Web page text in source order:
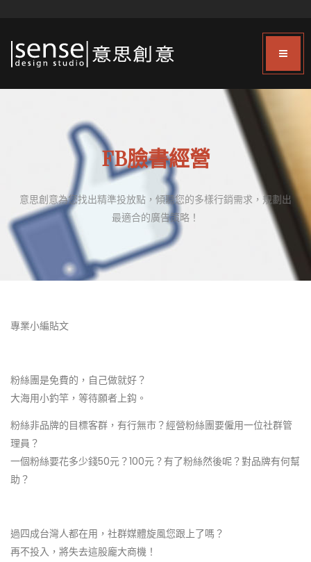
FB臉書經營
意思創意為您找出精準投放點，傾聽您的多樣行銷需求，規劃出
最適合的廣告策略！
專業小編貼文
粉絲團是免費的，自己做就好？
大海用小釣竿，等待願者上鈎。
粉絲非品牌的目標客群，有行無市？經營粉絲團要僱用一位社群管
理員？
一個粉絲要花多少錢50元？100元？有了粉絲然後呢？對品牌有何幫
助？
過四成台灣人都在用，社群媒體旋風您跟上了嗎？
再不投入，將失去這股龐大商機！